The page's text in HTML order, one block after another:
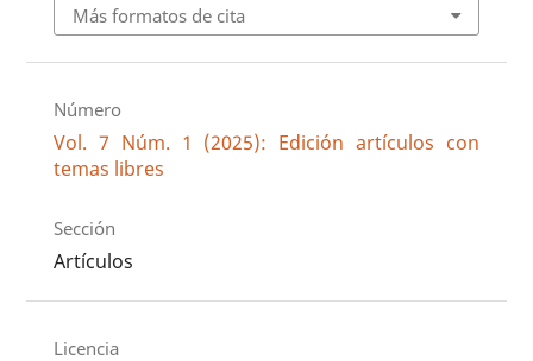
Más formatos de cita
Número
Vol. 7 Núm. 1 (2025): Edición artículos con
temas libres
Sección
Artículos
Licencia